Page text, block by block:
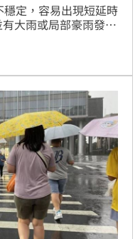
定，容易出現短延時
大雨或局部豪雨發生
針對16縣市發布豪大